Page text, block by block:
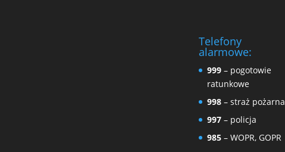
Telefony
alarmowe:
999– pogotowie
ratunkowe
998– straż pożarna
997– policja
985– WOPR, GOPR